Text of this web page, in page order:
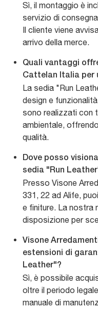
Sì, il montaggio è
servizio di
Il cliente viene
arrivo della merce.
Quali vantaggi
Cattelan Italia per
La sedia "Run
design e
sono realizzati con
ambientale,
qualità.
Dove posso
sedia "Run
Presso Visone
331, 22 ad Alife,
e finiture. La nostra
disposizione per
Visone
estensioni di
Leather"?
Sì, è possibile
oltre il periodo
manuale di